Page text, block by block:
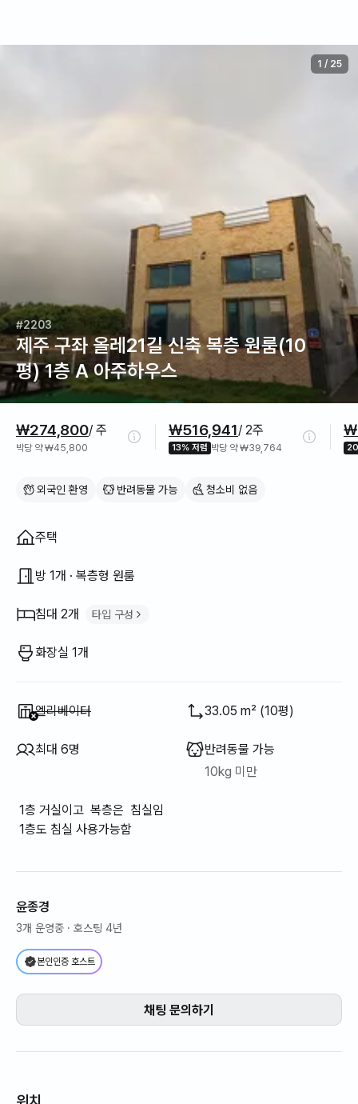
#2203
제주 구좌 올레21길 신축 복층 원룸(10
평) 1층 A 아주하우스
1 / 25
₩274,800/ 주
박당 약 ₩45,800
₩516,941/ 2주
13% 저렴 박당 약 ₩39,764
외국인 환영 반려동물 가능 청소비 없음
집 구조
주택
방 1개 · 복층형 원룸
침대 2개 타입 구성
화장실 1개
이용 불가:
엘리베이터 33.05 m² (10평)
최대 6명
반려동물 가능
10kg 미만
1층 거실이고 복층은 침실임
1층도 침실 사용가능함
윤종경
3개 운영중 · 호스팅 4년
본인인증 호스트
채팅 문의하기